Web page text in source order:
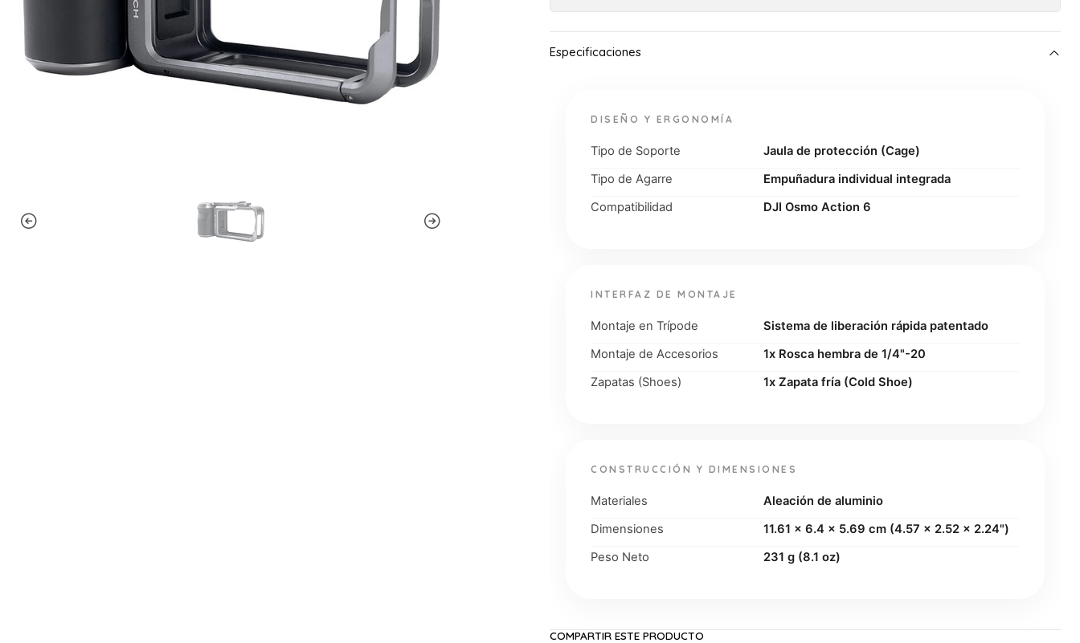
DISEÑO Y ERGONOMÍA
Tipo de Soporte
Jaula de protección (Cage)
Tipo de Agarre
Empuñadura individual integrada
Compatibilidad
DJI Osmo Action 6
INTERFAZ DE MONTAJE
Montaje en Trípode
Sistema de liberación rápida patentado
Montaje de Accesorios
1x Rosca hembra de 1/4"-20
Zapatas (Shoes)
1x Zapata fría (Cold Shoe)
CONSTRUCCIÓN Y DIMENSIONES
Materiales
Aleación de aluminio
Dimensiones
11.61 x 6.4 x 5.69 cm (4.57 x 2.52 x 2.24")
Peso Neto
231 g (8.1 oz)
COMPARTIR ESTE PRODUCTO